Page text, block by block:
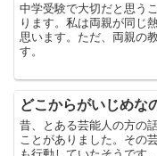
中学受験で大切だと思う
ります。私は両親が同じ
思います。ただ、両親の
す。
どこからがいじめな
昔、とある芸能人の方の
ことがありました。その